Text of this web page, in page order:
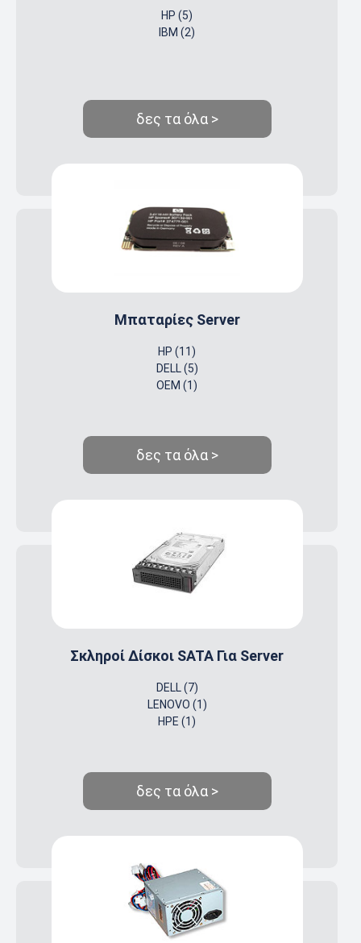
HP (5)
IBM (2)
δες τα όλα >
Μπαταρίες Server
HP (11)
DELL (5)
OEM (1)
δες τα όλα >
Σκληροί Δίσκοι SATA Για Server
DELL (7)
LENOVO (1)
HPE (1)
δες τα όλα >